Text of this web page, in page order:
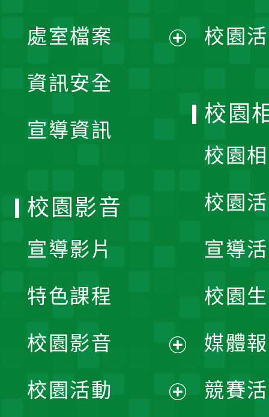
單
處室檔案
資訊安全
宣導資訊
校園
校園
校園
校園
宣導
校園
媒體
競賽
校園影音
宣導影片
特色課程
校園影音
開
校園活動